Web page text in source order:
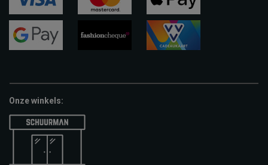
visa
apple-
pay
Onze winkels: